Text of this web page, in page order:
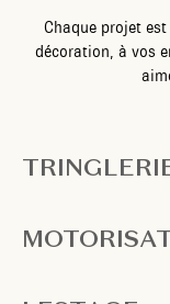
Chaque projet
décoration, à vos